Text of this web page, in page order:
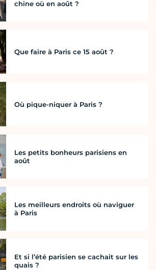
chine où en août ?
Que faire à Paris ce 15 août ?
Où pique-niquer à Paris ?
Les petits bonheurs parisiens en
août
Les meilleurs endroits où naviguer
à Paris
Et si l’été parisien se cachait sur les
quais ?